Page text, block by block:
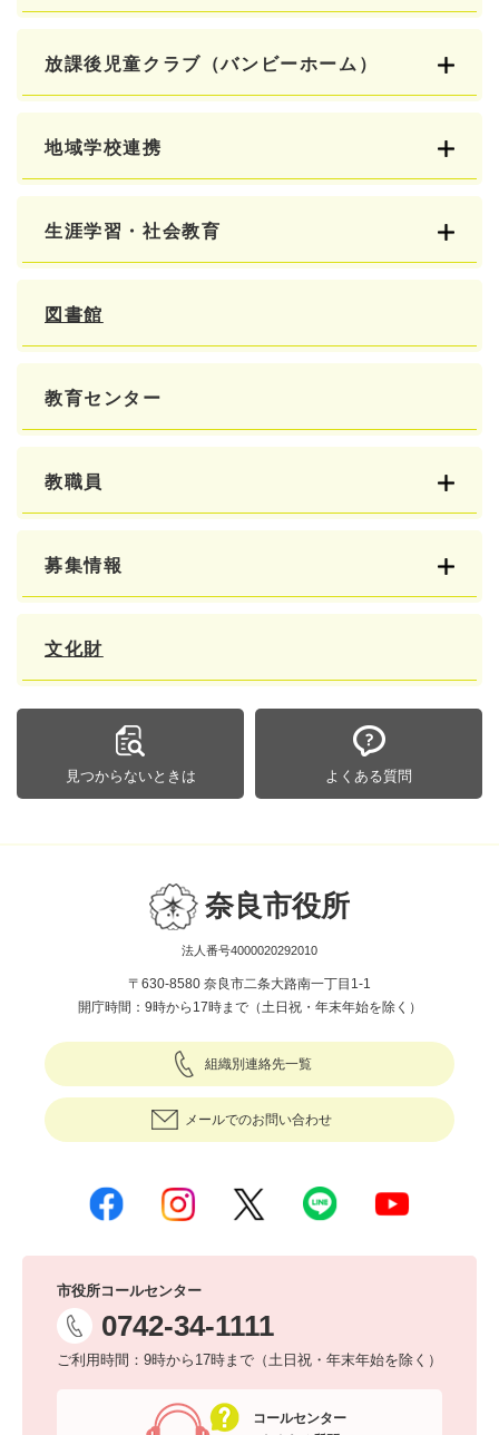
放課後児童クラブ（バンビーホーム）
地域学校連携
生涯学習・社会教育
図書館
教育センター
教職員
募集情報
文化財
見つからないときは よくある質問
奈良市役所
法人番号4000020292010
〒630-8580 奈良市二条大路南一丁目1-1
開庁時間：9時から17時まで（土日祝・年末年始を除く）
組織別連絡先一覧
メールでのお問い合わせ
市役所コールセンター
0742-34-1111
ご利用時間：9時から17時まで（土日祝・年末年始を除く）
コールセンター